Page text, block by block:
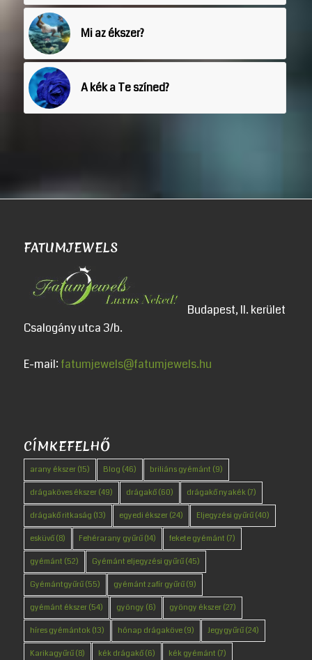
Mi az ékszer?
A kék a Te színed?
FATUMJEWELS
Budapest, II. kerület
Csalogány utca 3/b.
E-mail: fatumjewels@fatumjewels.hu
CÍMKEFELHŐ
arany ékszer(15) Blog (46) briliáns gyémánt (9)
drágaköves ékszer(49) drágakő(60) drágakő nyakék(7)
drágakő ritkaság (13) egyedi ékszer(24) Eljegyzési gyűrű(40)
esküvő(8) Fehérarany gyűrű(14) fekete gyémánt (7)
gyémánt (52) Gyémánt eljegyzési gyűrű(45)
Gyémántgyűrű(55) gyémánt zafír gyűrű(9)
gyémánt ékszer(54) gyöngy (6) gyöngy ékszer(27)
híres gyémántok(13) hónap drágaköve(9) Jegygyűrű(24)
Karikagyűrű(8) kék drágakő(6) kék gyémánt (7)